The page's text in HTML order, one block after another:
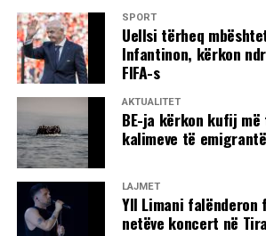
Menjëherë pas përfundimit të fjalës së
Kurti, deputetja e Aleancës për
Time Kadriaj, është afruar drejt foltores
menjëhershëm të deputetëve nga grupe
politike, të cilët janë ngritur në këmbë
shtyrjet fizike mes vete. Për shkak të
kryesuesi i seancës, Avni Dehari, ka
ndërpresë seancën.
SPORT
Uellsi tërheq
Infantinon, kërkon
FIFA-s
AKTUALITET
BE-ja kërkon kufij
kalimeve të
LAJMET
Yll Limani falënderon
netëve koncert në